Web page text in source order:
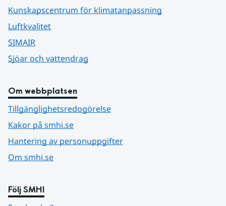
Kunskapscentrum för klimatanpassning
Luftkvalitet
SIMAIR
Sjöar och vattendrag
Om webbplatsen
Tillgänglighetsredogörelse
Kakor på smhi.se
Hantering av personuppgifter
Om smhi.se
Följ SMHI